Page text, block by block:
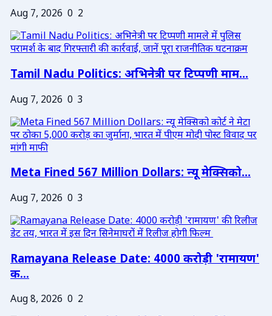
Aug 7, 2026 0 2
Tamil Nadu Politics: अभिनेत्री पर टिप्पणी माम...
Aug 7, 2026 0 3
Meta Fined 567 Million Dollars: न्यू मेक्सिको...
Aug 7, 2026 0 3
Ramayana Release Date: 4000 करोड़ी 'रामायण'
क...
Aug 8, 2026 0 2